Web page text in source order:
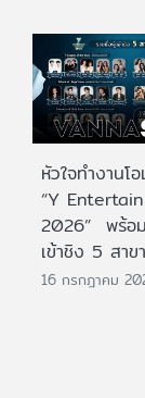
หัวใจทำงานโ
“Y
2026” พร้อ
เข้าชิง 5 สาข
16 กรกฎาคม